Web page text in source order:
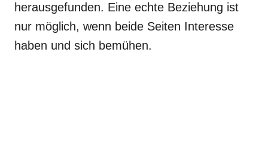
herausgefunden. Eine echte Beziehung ist
nur möglich, wenn beide Seiten Interesse
haben und sich bemühen.